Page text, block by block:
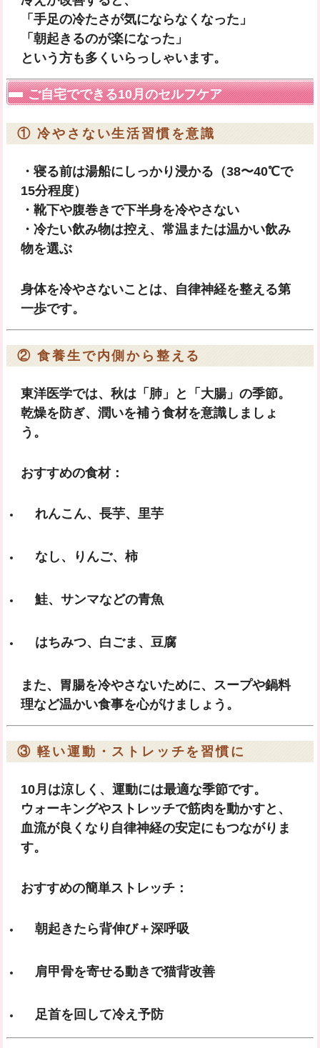
「手足の冷たさが気にならなくなった」
「朝起きるのが楽になった」
という方も多くいらっしゃいます。
ご自宅でできる10月のセルフケア
① 冷やさない生活習慣を意識
・寝る前は湯船にしっかり浸かる（38〜40℃で
15分程度）
・靴下や腹巻きで下半身を冷やさない
・冷たい飲み物は控え、常温または温かい飲み
物を選ぶ
身体を冷やさないことは、自律神経を整える第
一歩です。
② 食養生で内側から整える
東洋医学では、秋は「肺」と「大腸」の季節。
乾燥を防ぎ、潤いを補う食材を意識しましょ
う。
おすすめの食材：
れんこん、長芋、里芋
なし、りんご、柿
鮭、サンマなどの青魚
はちみつ、白ごま、豆腐
また、胃腸を冷やさないために、スープや鍋料
理など温かい食事を心がけましょう。
③ 軽い運動・ストレッチを習慣に
10月は涼しく、運動には最適な季節です。
ウォーキングやストレッチで筋肉を動かすと、
血流が良くなり自律神経の安定にもつながりま
す。
おすすめの簡単ストレッチ：
朝起きたら背伸び＋深呼吸
肩甲骨を寄せる動きで猫背改善
足首を回して冷え予防